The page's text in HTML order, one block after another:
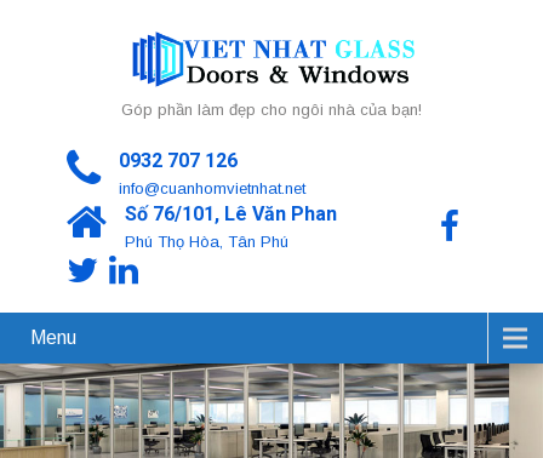
Góp phần làm đẹp cho ngôi nhà của bạn!
0932 707 126
info@cuanhomvietnhat.net
Số 76/101, Lê Văn Phan
Phú Thọ Hòa, Tân Phú
Menu